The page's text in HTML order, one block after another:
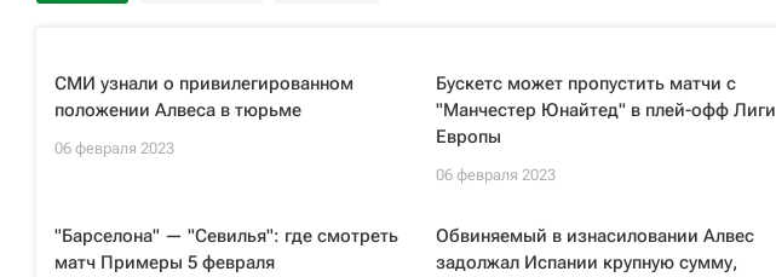
СМИ узнали о привилегированном
положении Алвеса в тюрьме
06 февраля 2023
Бускетс может пропустить матчи с
"Манчестер Юнайтед" в плей-офф Лиги
Европы
06 февраля 2023
"Барселона" — "Севилья": где смотреть
матч Примеры 5 февраля
Обвиняемый в изнасиловании Алвес
задолжал Испании крупную сумму,